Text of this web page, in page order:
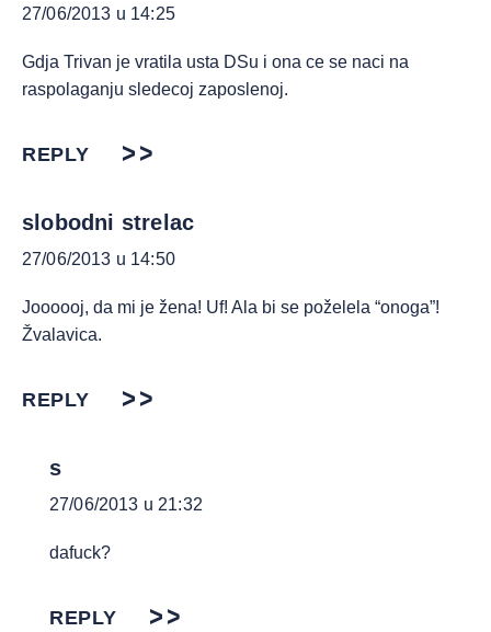
27/06/2013 u 14:25
Gdja Trivan je vratila usta DSu i ona ce se naci na
raspolaganju sledecoj zaposlenoj.
REPLY
slobodni strelac
27/06/2013 u 14:50
Joooooj, da mi je žena! Uf! Ala bi se poželela “onoga”!
Žvalavica.
REPLY
s
27/06/2013 u 21:32
dafuck?
REPLY